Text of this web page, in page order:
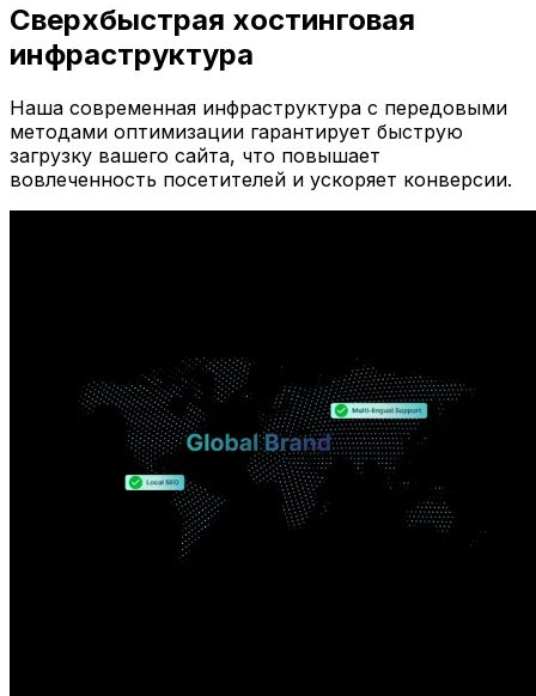
Сверхбыстрая хостинговая
инфраструктура
Наша современная инфраструктура с передовыми
методами оптимизации гарантирует быструю
загрузку вашего сайта, что повышает
вовлеченность посетителей и ускоряет конверсии.